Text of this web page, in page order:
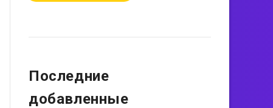
Последние
добавленные